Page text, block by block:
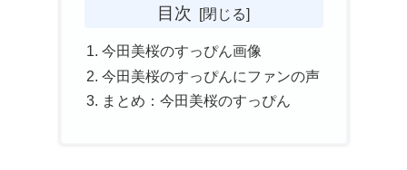
目次
今田美桜のすっぴん画像
今田美桜のすっぴんにファンの声
まとめ：今田美桜のすっぴん